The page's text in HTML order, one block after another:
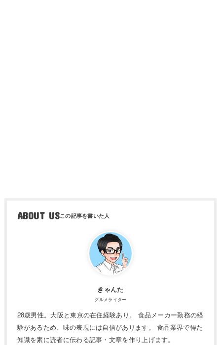
ABOUT US
きゃんた
グルメライター
28歳男性。大阪と東京の在住経験あり。 食品メーカー勤務の経
験があるため、味の表現には自信があります。 食品業界で得た
知識を素に読者に伝わる記事・文章を作り上げます。